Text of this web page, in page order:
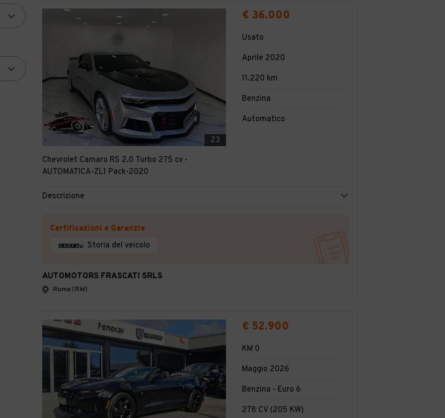
23
Chevrolet Camaro RS 2.0 Turbo 275 cv -
AUTOMATICA-ZL1 Pack-2020
€ 36.000
Usato
Aprile 2020
11.220 km
Benzina
Automatico
Descrizione
Certificazioni e Garanzie
Storia del veicolo
AUTOMOTORS FRASCATI SRLS
Roma (RM)
€ 52.900
KM 0
Maggio 2026
Benzina - Euro 6
278 CV (205 KW)